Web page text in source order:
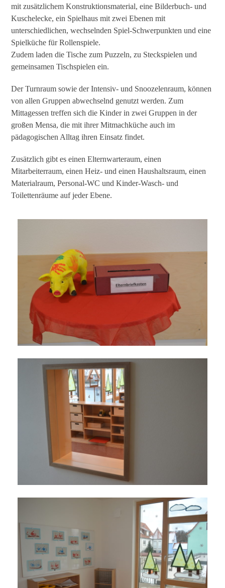
mit zusätzlichem Konstruktionsmaterial, eine Bilderbuch- und
Kuschelecke, ein Spielhaus mit zwei Ebenen mit
unterschiedlichen, wechselnden Spiel-Schwerpunkten und eine
Spielküche für Rollenspiele.
Zudem laden die Tische zum Puzzeln, zu Steckspielen und
gemeinsamen Tischspielen ein.
Der Turnraum sowie der Intensiv- und Snoozelenraum, können
von allen Gruppen abwechselnd genutzt werden. Zum
Mittagessen treffen sich die Kinder in zwei Gruppen in der
großen Mensa, die mit ihrer Mitmachküche auch im
pädagogischen Alltag ihren Einsatz findet.
Zusätzlich gibt es einen Elternwarteraum, einen
Mitarbeiterraum, einen Heiz- und einen Haushaltsraum, einen
Materialraum, Personal-WC und Kinder-Wasch- und
Toilettenräume auf jeder Ebene.